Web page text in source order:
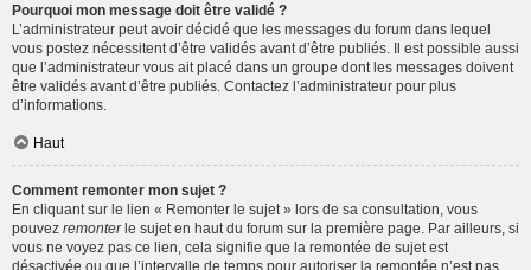
Pourquoi mon message doit être validé ?
L’administrateur peut avoir décidé que les messages du forum dans lequel
vous postez nécessitent d’être validés avant d’être publiés. Il est possible aussi
que l’administrateur vous ait placé dans un groupe dont les messages doivent
être validés avant d’être publiés. Contactez l’administrateur pour plus
d’informations.
Haut
Comment remonter mon sujet ?
En cliquant sur le lien « Remonter le sujet » lors de sa consultation, vous
pouvez remonterle sujet en haut du forum sur la première page. Par ailleurs, si
vous ne voyez pas ce lien, cela signifie que la remontée de sujet est
désactivée ou que l’intervalle de temps pour autoriser la remontée n’est pas